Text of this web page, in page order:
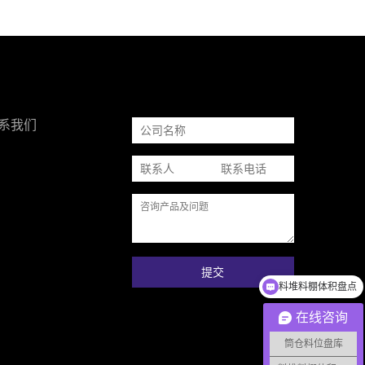
我们
提交
在线咨询
筒仓料位盘库
料堆料棚体积盘点